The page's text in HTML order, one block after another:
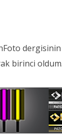
birinci oldum.